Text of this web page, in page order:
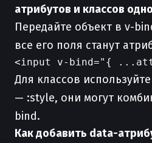
атрибутов и классов
Передайте объект в v-
все его поля станут
Для классов
— :style, они могут
bind.
Как добавить data-